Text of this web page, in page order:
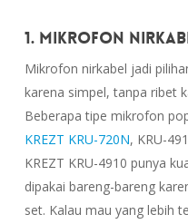
1. Mikrofon
Mikrofon nirkabel jadi
karena simpel, tanpa ribet
Beberapa tipe mikrofon
KREZT KRU-720N, KRU-
KREZT KRU-4910 punya
dipakai bareng-bareng
set. Kalau mau yang lebih